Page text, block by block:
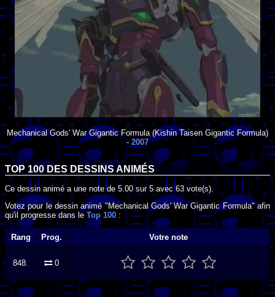
Mechanical Gods' War Gigantic Formula(Kishin Taisen Gigantic Formula)
- 2007
TOP 100 DES DESSINS ANIMÉS
Ce dessin animé a une note de 5.00 sur 5 avec63 vote(s).
Votez pour le dessin animé "Mechanical Gods' War Gigantic Formula" afin
qu'il progresse dans le Top 100 :
Rang Prog. Votre note
848. 0